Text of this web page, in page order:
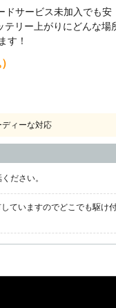
ドサービス未加入でも安
テリー上がりにどんな場
す！
ディーな対応
ださい。
ていますのでどこでも駆け